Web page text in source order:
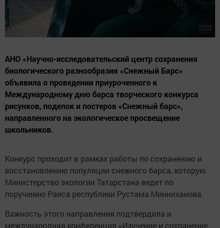
АНО «Научно-исследовательский центр сохранения
биологического разнообразия «Снежный Барс»
объявила о проведении приуроченного к
Международному дню барса творческого конкурса
рисунков, поделок и постеров «Снежный барс»,
направленного на экологическое просвещение
школьников.
Конкурс проходит в рамках работы по сохранению и
восстановлению популяции снежного барса, которую
Министерство экологии Татарстана ведет по
поручению Раиса республики Рустама Минниханова.
Важность этого направления подтвердила и
международная конференция «Изучение и сохранение